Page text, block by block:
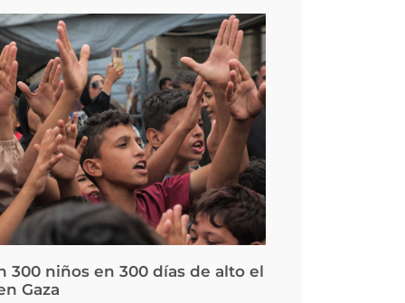
300 niños en 300 días de alto el
Gaza